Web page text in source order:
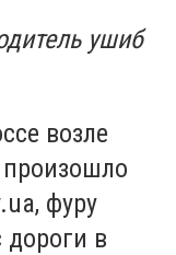
ушиб
возле
фуру
дороги в